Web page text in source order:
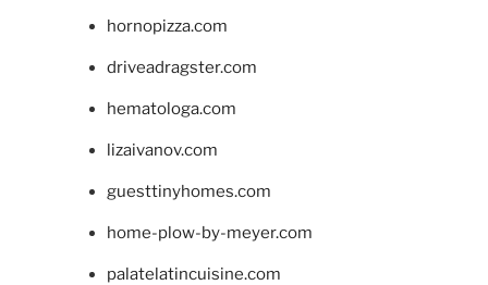
hornopizza.com
driveadragster.com
hematologa.com
lizaivanov.com
guesttinyhomes.com
home-plow-by-meyer.com
palatelatincuisine.com